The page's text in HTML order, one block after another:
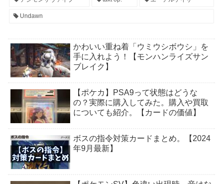
Undawn
かわいい重ね着「ウミウシボウシ」を
手に入れよう！【モンハンライズサン
ブレイク】
【ポケカ】PSA9って状態はどうな
の？実際に購入してみた。購入や買取
についても紹介。【カードの価値】
ボスの指令対策カードまとめ。【2024
年9月最新】